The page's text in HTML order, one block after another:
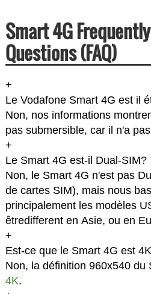
Smart 4G
Questions (FAQ)
+
Le Vodafone Smart 4G est il
Non, nos informations
pas submersible, car il n'a
+
Le Smart 4G est-il Dual-SIM?
Non, le Smart 4G n'est pas
de cartes SIM), mais nous
principalement les modèles
êtredifferent en Asie, ou en
+
Est-ce que le Smart 4G est
Non, la définition 960x540 du
4K.